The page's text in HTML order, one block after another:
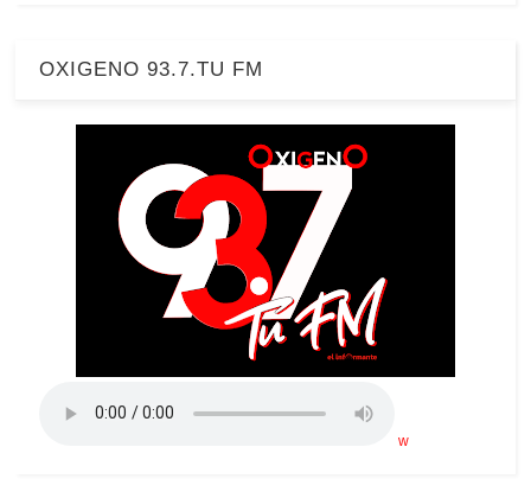
OXIGENO 93.7.TU FM
w